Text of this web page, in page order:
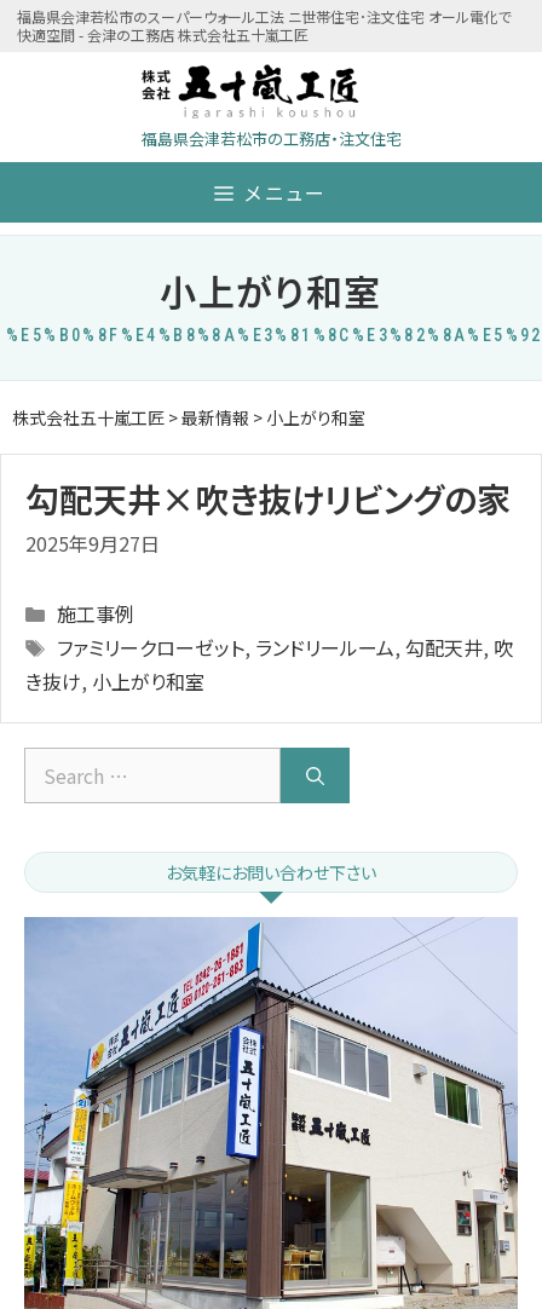
Skip福島県会津若松市のスーパーウォール工法 ニ世帯住宅･注文住宅 オール電化で
快適空間 - 会津の工務店 株式会社五十嵐工匠
福島県会津若松市の工務店・注文住宅
メニュー
小上がり和室
株式会社五十嵐工匠 >最新情報 > 小上がり和室
勾配天井×吹き抜けリビングの家
2025年9月27日
Categories
施工事例
Tags
ファミリークローゼット, ランドリールーム, 勾配天井, 吹
き抜け, 小上がり和室
Search
for:
お気軽にお問い合わせ下さい